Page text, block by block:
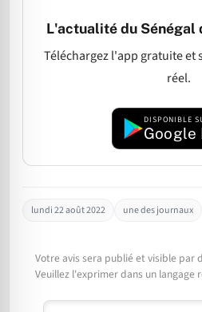
L'actualité du Sénégal
Téléchargez l'app gratuite et
réel.
DISPONIBLE
Google
lundi 22 août 2022 une des journaux
Votre avis sera publié et visible par
Veuillez l'exprimer dans un langage
Commentaire